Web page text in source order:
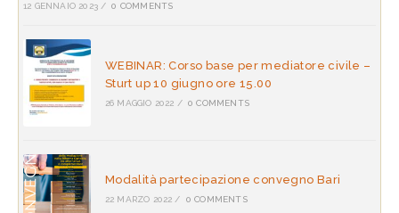
12 GENNAIO 2023 / 0 COMMENTS
WEBINAR: Corso base per mediatore civile –
Sturt up 10 giugno ore 15.00
26 MAGGIO 2022 / 0 COMMENTS
Modalità partecipazione convegno Bari
22 MARZO 2022 / 0 COMMENTS